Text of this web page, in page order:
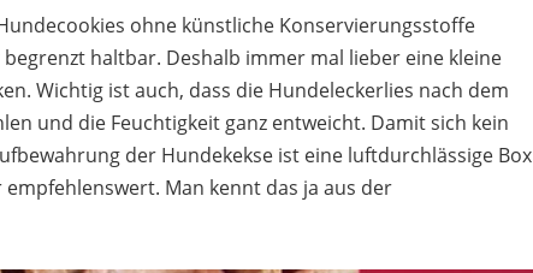
ohne künstliche Konservierungsstoffe
haltbar. Deshalb immer mal lieber eine kleine
Wichtig ist auch, dass die Hundeleckerlies nach dem
und die Feuchtigkeit ganz entweicht. Damit sich kein
der Hundekekse ist eine luftdurchlässige Box
Man kennt das ja aus der